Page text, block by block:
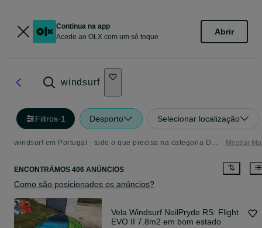
Continua na app
Acede ao OLX com um só toque
Abrir
windsurf
Filtros·1 Desporto Selecionar localização
windsurf em Portugal - tudo o que precisa na categoria Desporto Mostrar
ENCONTRÁMOS 406 ANÚNCIOS
Como são posicionados os anúncios?
Vela Windsurf NeilPryde RS: Flight
EVO II 7.8m2 em bom estado